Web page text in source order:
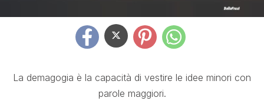
La demagogia è la capacità di vestire le idee minori con
parole maggiori.